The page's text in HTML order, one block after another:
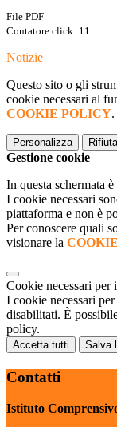
File PDF
Contatore click: 11
Notizie
Questo sito o gli
cookie necessari al
COOKIE POLICY.
Personalizza
Gestione cookie
In questa schermata
I cookie necessari
piattaforma e non è
Per conoscere quali
visionare la
Cookie necessari per
I cookie necessari
disabilitati. È
policy.
Accetta tutti Salva
Contatti
Istituto